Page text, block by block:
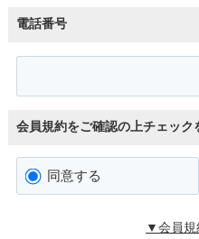
電話番号
会員規約をご確認の上チェック
同意する
▼会員